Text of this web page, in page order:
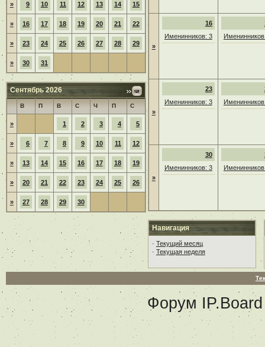
» 9 10 11 12 13 14 15
» 16 17 18 19 20 21 22
» 23 24 25 26 27 28 29
» 30 31
Сентябрь 2026
В П В С Ч П С
» 1 2 3 4 5
» 6 7 8 9 10 11 12
» 13 14 15 16 17 18 19
» 20 21 22 23 24 25 26
» 27 28 29 30
»
16
Именинников: 3
»
23
Именинников: 3
»
30
Именинников: 3
Навигация
· Текущий месяц
· Текущая неделя
Форум IP.Board